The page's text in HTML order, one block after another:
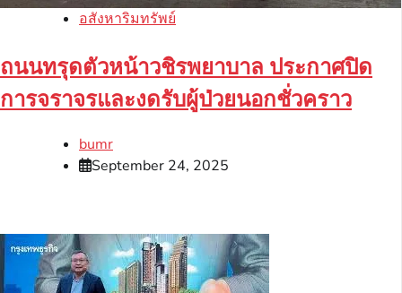
อสังหาริมทรัพย์
ถนนทรุดตัวหน้าวชิรพยาบาล ประกาศปิด
การจราจรและงดรับผู้ป่วยนอกชั่วคราว
bumr
September 24, 2025